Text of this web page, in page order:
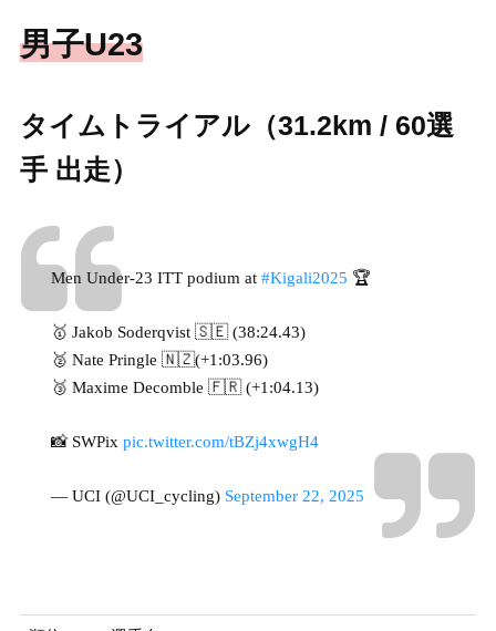
男子U23
タイムトライアル（31.2km / 60選
手 出走）
Men Under-23 ITT podium at #Kigali2025 🏆
🥇 Jakob Soderqvist 🇸🇪 (38:24.43)
🥈 Nate Pringle 🇳🇿(+1:03.96)
🥉 Maxime Decomble 🇫🇷 (+1:04.13)
📸 SWPix pic.twitter.com/tBZj4xwgH4
— UCI (@UCI_cycling) September 22, 2025